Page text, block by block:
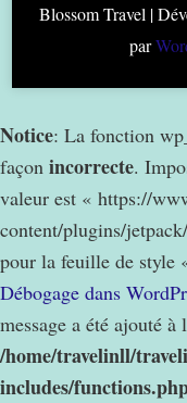
Blossom Travel |
par
Notice: La fonction
façon incorrecte.
valeur est « https://
content/plugins/
pour la feuille de style
Débogage dans
message a été ajouté
/home/travelinll/
includes/